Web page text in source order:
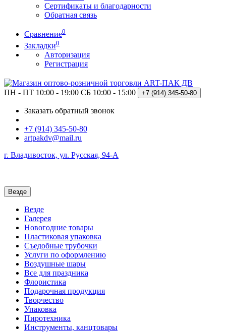
Сертификаты и благодарности
Обратная связь
Сравнение0
Закладки0
Авторизация
Регистрация
ПН - ПТ 10:00 - 19:00 СБ 10:00 - 15:00 +7 (914) 345-50-80
Заказать обратный звонок
+7 (914) 345-50-80
artpakdv@mail.ru
г. Владивосток, ул. Русская, 94-А
Везде
Везде
Галерея
Новогодние товары
Пластиковая упаковка
Съедобные трубочки
Услуги по оформлению
Воздушные шары
Все для праздника
Флористика
Подарочная продукция
Творчество
Упаковка
Пиротехника
Инструменты, канцтовары